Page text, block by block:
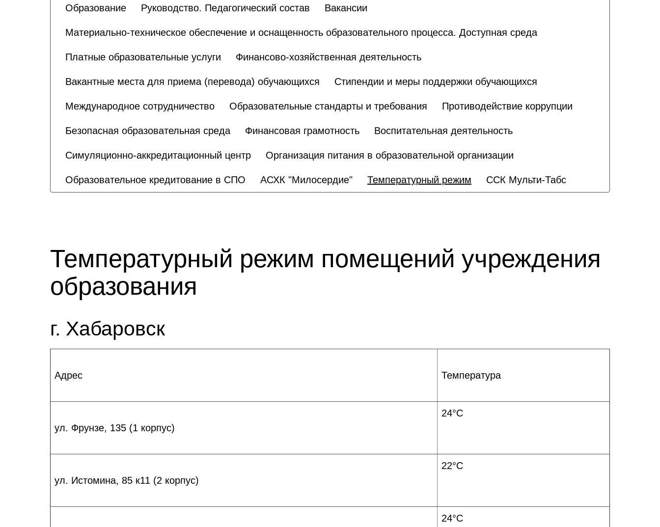
Образование Руководство. Педагогический состав Вакансии
Материально-техническое обеспечение и оснащенность образовательного процесса. Доступная среда
Платные образовательные услуги Финансово-хозяйственная деятельность
Вакантные места для приема (перевода) обучающихся Стипендии и меры поддержки обучающихся
Международное сотрудничество Образовательные стандарты и требования Противодействие коррупции
Безопасная образовательная среда Финансовая грамотность Воспитательная деятельность
Симуляционно-аккредитационный центр Организация питания в образовательной организации
Образовательное кредитование в СПО АСХК "Милосердие" Температурный режим ССК Мульти-Табс
Температурный режим помещений учреждения
образования
г. Хабаровск
Адрес Температура
ул. Фрунзе, 135 (1 корпус)
24°C
ул. Истомина, 85 к11 (2 корпус)
22°C
24°C